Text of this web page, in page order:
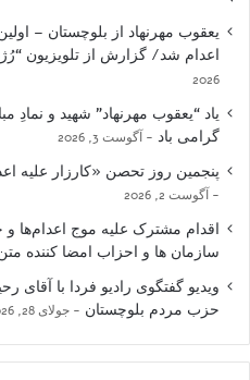
یعقوب مهرنهاد از بلوچستان –
اعدام شد/ گزارش از تلویزیون
2026
یاد “یعقوب مهرنهاد” شهید و
گرامی باد
آگوست 3, 2026
پنجمین روز تحصن «کارزار علیه
آگوست 2, 2026
اقدام مشترک علیه موج اعدام‌ها
سازمان ها و احزاب امضا کننده
ویدیو گفتگوی رادیو فردا با
حزب مردم بلوچستان
جولای 28, 2026